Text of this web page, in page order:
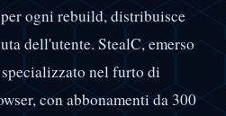
ogni rebuild, distribuisce
dell'utente. StealC, emerso
nel furto di
con abbonamenti da 300